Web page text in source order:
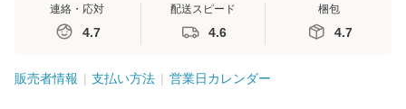
連絡・応対
4.7
配送スピード
4.6
梱包
4.7
販売者情報 支払い方法 営業日カレンダー